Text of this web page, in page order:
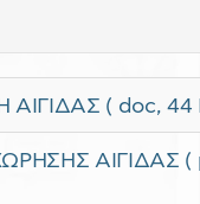
ΑΙΓΙΔΑΣ ( doc, 44
ΑΙΓΙΔΑΣ (